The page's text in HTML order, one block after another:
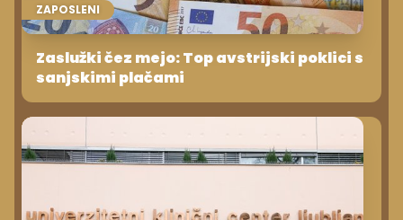
ZAPOSLENI
Zaslužki čez mejo: Top avstrijski poklici s
sanjskimi plačami